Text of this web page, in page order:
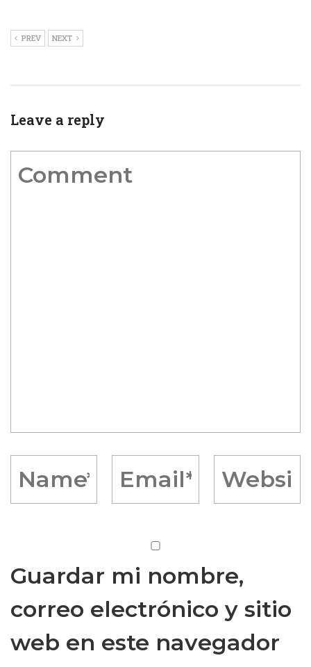
PREV NEXT
Leave a reply
Guardar mi nombre,
correo electrónico y sitio
web en este navegador